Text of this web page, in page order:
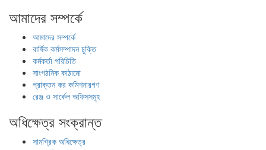
আমাদের সম্পর্কে
আমাদের সম্পর্কে
বার্ষিক কর্মসম্পাদন চুক্তি
কর্মকর্তা পরিচিতি
সাংগঠনিক কাঠামো
প্রাক্তন কর কমিশনারগণ
রেঞ্জ ও সার্কেল অফিসসমূহ
অধিক্ষেত্র সংক্রান্ত
সামগ্রিক অধিক্ষেত্র